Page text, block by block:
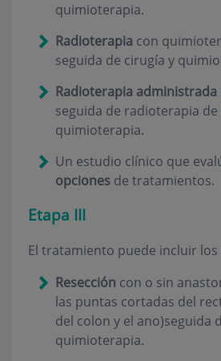
quimioterapia.
Radioterapia con
seguida de cirugía y
Radioterapia
seguida de radioterapia
quimioterapia.
Un estudio clínico que
opciones de tratamientos.
Etapa III
El tratamiento puede incluir los
Resección con o sin
las puntas cortadas del
del colon y el ano)seguida
quimioterapia.